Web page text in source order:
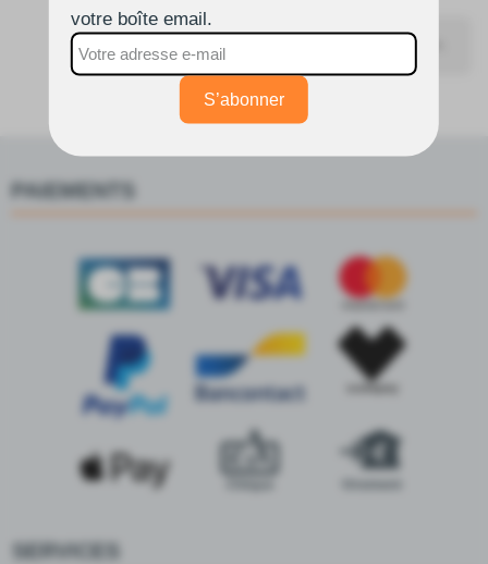
Retour en haut
PAIEMENTS
SERVICES
votre boîte email.
S’abonner